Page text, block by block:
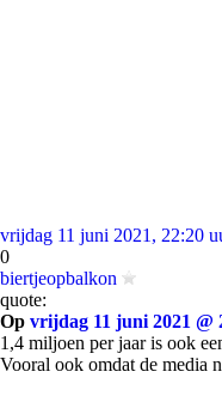
vrijdag 11 juni 2021, 22:20
0
biertjeopbalkon
quote:
Op vrijdag 11 juni 2021 @
1,4 miljoen per jaar is ook
Vooral ook omdat de media